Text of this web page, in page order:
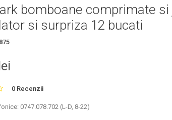
bomboane comprimate
si surpriza 12 bucati
0 Recenzii
0747.078.702 (L-D, 8-22)